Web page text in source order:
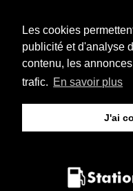
Les cookies
publicité et d'analyse
contenu, les
trafic. En savoir plus
J'ai